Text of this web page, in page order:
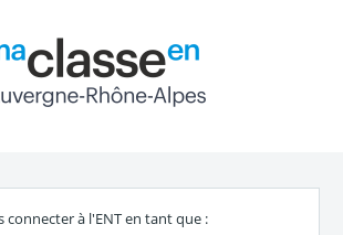
en tant que
connecter à l'ENT en tant que :